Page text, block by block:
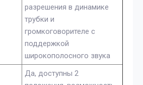
разрешения в динамике
трубки и
громкоговорителе с
поддержкой
широкополосного звука
Да, доступны 2